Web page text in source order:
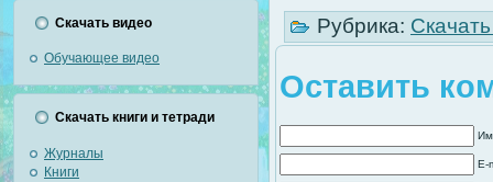
Скачать видео
Обучающее видео
Скачать книги и тетради
Журналы
Книги
Рубрика:
Оставить
E-